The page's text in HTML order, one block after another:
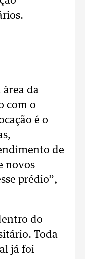
área da
com o
é o
de
novos
prédio”,
do
Toda
já foi